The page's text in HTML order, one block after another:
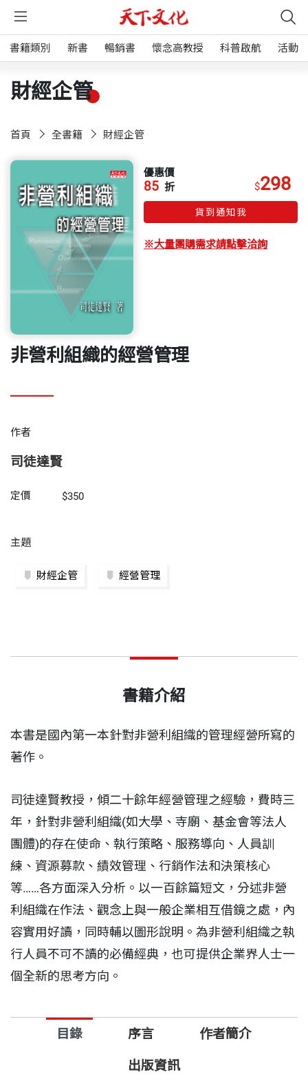
書籍類別 新書 暢銷書 懷念高教授 科普啟航 活動
財經企管
首頁 全書籍 財經企管
優惠價
85 折 $298
貨到通知我
※大量團購需求請點擊洽詢
非營利組織的經營管理
作者
司徒達賢
定價 $350
主題
財經企管 經營管理
書籍介紹
本書是國內第一本針對非營利組織的管理經營所寫的
著作。
司徒達賢教授，傾二十餘年經營管理之經驗，費時三
年，針對非營利組織(如大學、寺廟、基金會等法人
團體)的存在使命、執行策略、服務導向、人員訓
練、資源募款、績效管理、行銷作法和決策核心
等……各方面深入分析。以一百餘篇短文，分述非營
利組織在作法、觀念上與一般企業相互借鏡之處，內
容實用好讀，同時輔以圖形說明。為非營利組織之執
行人員不可不讀的必備經典，也可提供企業界人士一
個全新的思考方向。
目錄 序言 作者簡介
出版資訊